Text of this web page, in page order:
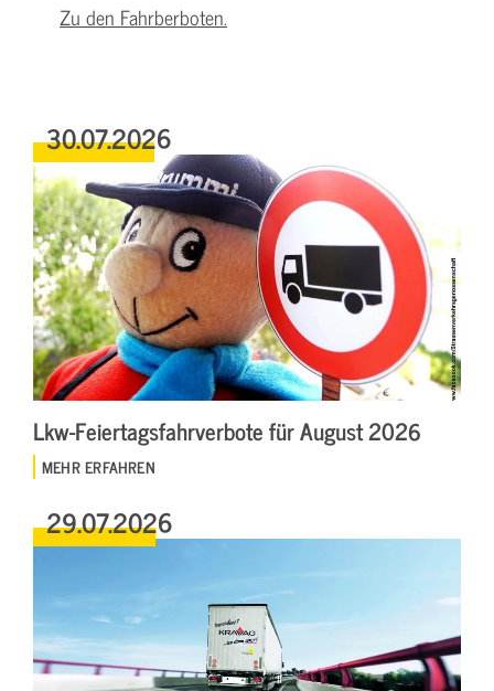
Zu den Fahrberboten.
30.07.2026
Lkw-Feiertagsfahrverbote für August 2026
MEHR ERFAHREN
29.07.2026